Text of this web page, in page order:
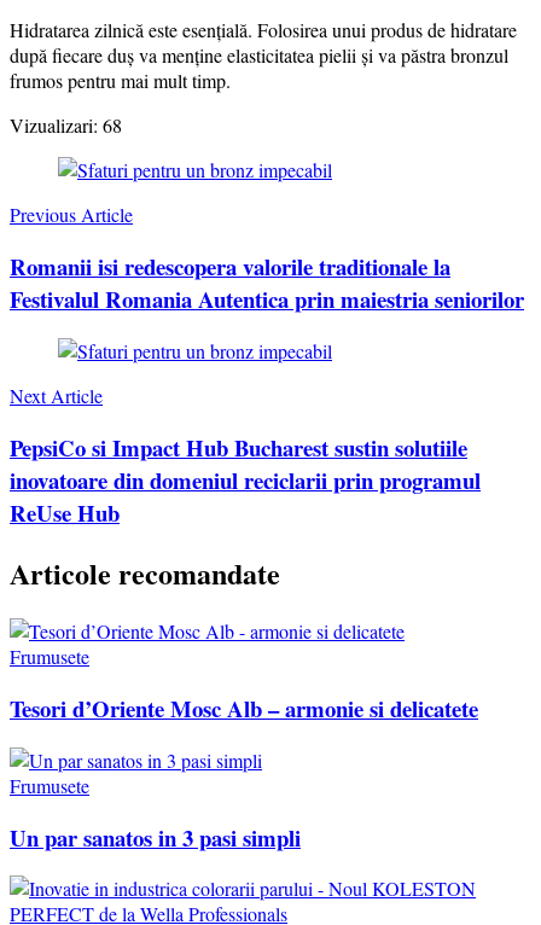
Hidratarea zilnică este esenţială. Folosirea unui produs de hidratare
după fiecare duș va menţine elasticitatea pielii şi va păstra bronzul
frumos pentru mai mult timp.
Vizualizari: 68
Post
Navigation
Previous Article
Romanii isi redescopera valorile traditionale la
Festivalul Romania Autentica prin maiestria seniorilor
Next Article
PepsiCo si Impact Hub Bucharest sustin solutiile
inovatoare din domeniul reciclarii prin programul
ReUse Hub
Articole recomandate
Frumusete
Tesori d’Oriente Mosc Alb – armonie si delicatete
Frumusete
Un par sanatos in 3 pasi simpli